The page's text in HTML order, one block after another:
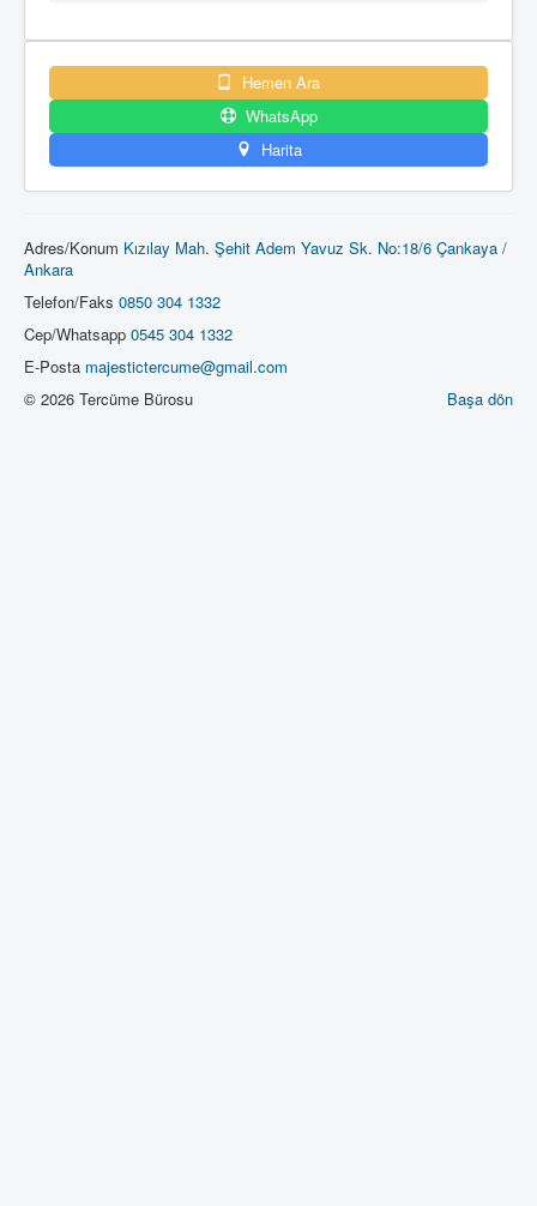
Hemen Ara
WhatsApp
Harita
Adres/Konum Kızılay Mah. Şehit Adem Yavuz Sk. No:18/6 Çankaya /
Ankara
Telefon/Faks 0850 304 1332
Cep/Whatsapp 0545 304 1332
E-Posta majestictercume@gmail.com
Başa dön
© 2026 Tercüme Bürosu